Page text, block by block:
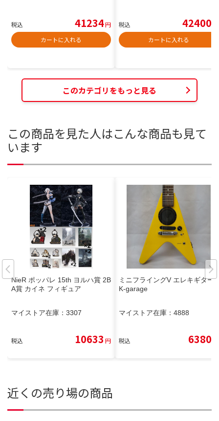
税込 41234円
カートに入れる
税込 42400
カートに入れる
このカテゴリをもっと見る
この商品を見た人はこんな商品も見て
います
NieR ポッパレ 15th ヨルハ賞 2B
A賞 カイネ フィギュア
マイストア在庫： 3307
税込 10633 円
ミニフライングV エレキギター
K-garage
マイストア在庫： 4888
税込 6380
近くの売り場の商品